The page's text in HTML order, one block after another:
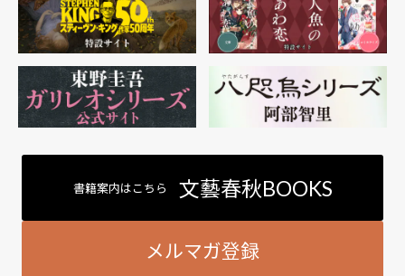
書籍案内はこちら 文藝春秋BOOKS
メルマガ登録